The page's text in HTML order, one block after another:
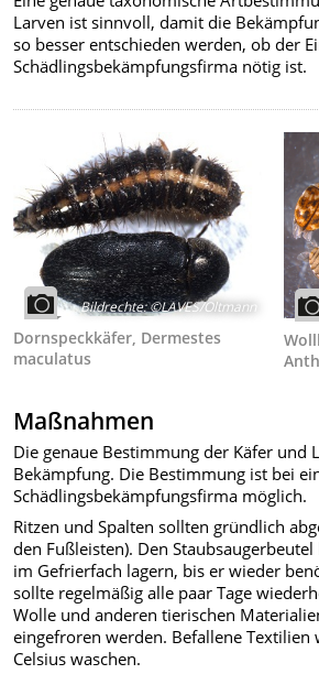
Larven ist sinnvoll, damit die
so besser entschieden werden, ob der
Schädlingsbekämpfungsfirma nötig ist.
Bildrechte:©LAVES/Oltmann
Dornspeckkäfer, Dermestes
maculatus
Maßnahmen
Die genaue Bestimmung der Käfer und
Bekämpfung. Die Bestimmung ist bei
Schädlingsbekämpfungsfirma möglich.
Ritzen und Spalten sollten gründlich
den Fußleisten). Den
im Gefrierfach lagern, bis er wieder
sollte regelmäßig alle paar Tage
Wolle und anderen tierischen
eingefroren werden. Befallene
Celsius waschen.